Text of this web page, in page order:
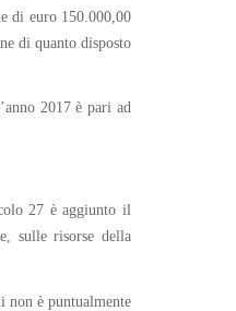
di euro 150.000,00
di quanto disposto
2017 è pari ad
27 è aggiunto il
sulle risorse della
non è puntualmente